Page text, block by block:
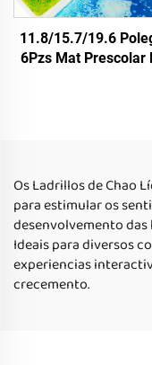
11.8/15.7/19.6
6Pzs Mat Prescolar
Os Ladrillos de Chao
para estimular os
desenvolvemento
Ideais para diversos
experiencias
crecemento.